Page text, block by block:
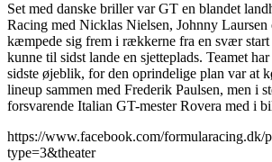
Set med danske briller var GT en blandet
Racing med Nicklas Nielsen, Johnny
kæmpede sig frem i rækkerne fra en svær start
kunne til sidst lande en sjetteplads. Teamet
sidste øjeblik, for den oprindelige plan var at
lineup sammen med Frederik Paulsen, men i
forsvarende Italian GT-mester Rovera med i
https://www.facebook.com/formularacing.dk/
type=3&theater